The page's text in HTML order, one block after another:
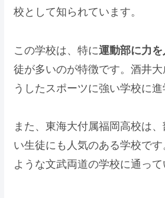
校として知られています。
この学校は、特に運動部に力
徒が多いのが特徴です。酒井
うしたスポーツに強い学校に
また、東海大付属福岡高校は
い生徒にも人気のある学校で
ような文武両道の学校に通っ